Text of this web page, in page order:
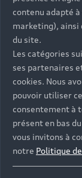
Informations
Accessibilité -
Trouver mon
Berline
Avant
SUV électrique
SUV hybride
SUV
SUV compact
Financer mon
Audi rent :
Espace Client
Heycar
Voiture hybride
Voiture
Voiture de
SUV société
Achat véhicule
Flotte
Entretenir et
Offres Après-
Accessoires et
Espace
Informations
Functions on
Histoire du
Notre vision
Nos
myAudi
© 2026 Audi
Mentions
Gérer vos
Système de
contenu adapté
marketing), ainsi
du site.
Les catégories
ses partenaires
cookies. Nous
pouvoir utiliser
consentement à
présent en bas
vous invitons à
notre Politique